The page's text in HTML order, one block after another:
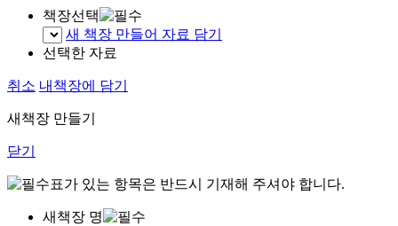
책장선택
새 책장 만들어 자료 담기
선택한 자료
취소 내책장에 담기
새책장 만들기
닫기
표가 있는 항목은 반드시 기재해 주셔야 합니다.
새책장 명